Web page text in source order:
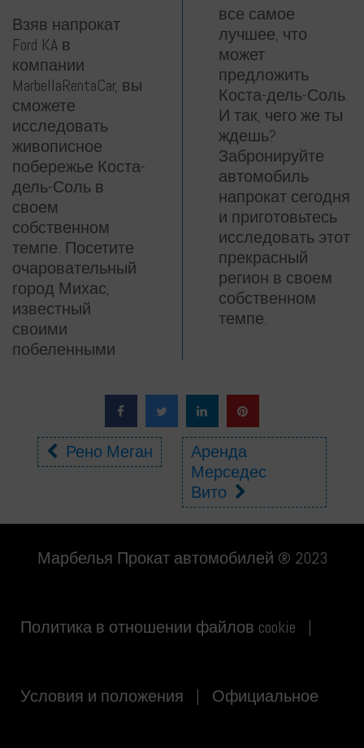
Взяв напрокат
Ford KA в
компании
MarbellaRentaCar, вы
сможете
исследовать
живописное
побережье Коста-
дель-Соль в
своем
собственном
темпе. Посетите
очаровательный
город Михас,
известный
своими
побеленными
все самое
лучшее, что
может
предложить
Коста-дель-Соль.
И так, чего же ты
ждешь?
Забронируйте
автомобиль
напрокат сегодня
и приготовьтесь
исследовать этот
прекрасный
регион в своем
собственном
темпе.
ДругиеРено Меган
Аренда
Мерседес
Вито
Марбелья Прокат автомобилей ® 2023
Политика в отношении файлов cookie |
Условия и положения | Официальное